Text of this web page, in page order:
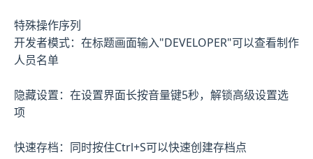
特殊操作序列
开发者模式：在标题画面输入"DEVELOPER"可以查看制作
人员名单
隐藏设置：在设置界面长按音量键5秒，解锁高级设置选
项
快速存档：同时按住Ctrl+S可以快速创建存档点